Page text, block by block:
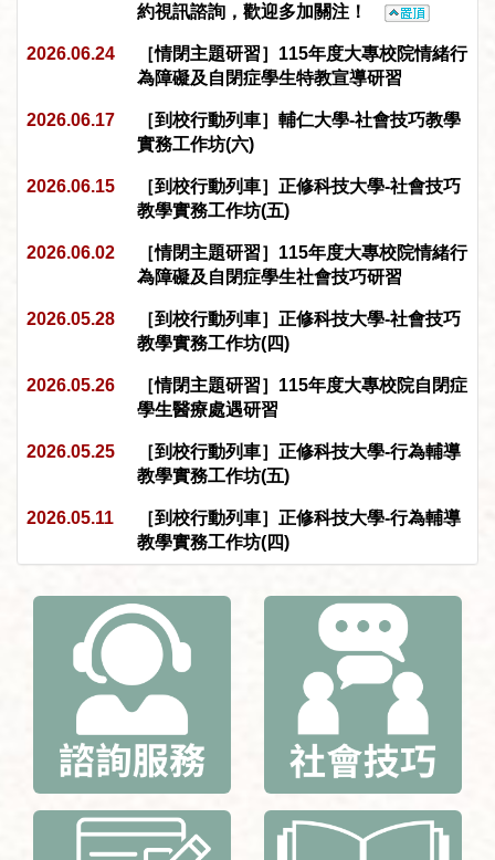
約視訊諮詢，歡迎多加關注！
2026.06.24
［情閉主題研習］115年度大專校院情緒行
為障礙及自閉症學生特教宣導研習
2026.06.17
［到校行動列車］輔仁大學-社會技巧教學
實務工作坊(六)
2026.06.15
［到校行動列車］正修科技大學-社會技巧
教學實務工作坊(五)
2026.06.02
［情閉主題研習］115年度大專校院情緒行
為障礙及自閉症學生社會技巧研習
2026.05.28
［到校行動列車］正修科技大學-社會技巧
教學實務工作坊(四)
2026.05.26
［情閉主題研習］115年度大專校院自閉症
學生醫療處遇研習
2026.05.25
［到校行動列車］正修科技大學-行為輔導
教學實務工作坊(五)
2026.05.11
［到校行動列車］正修科技大學-行為輔導
教學實務工作坊(四)